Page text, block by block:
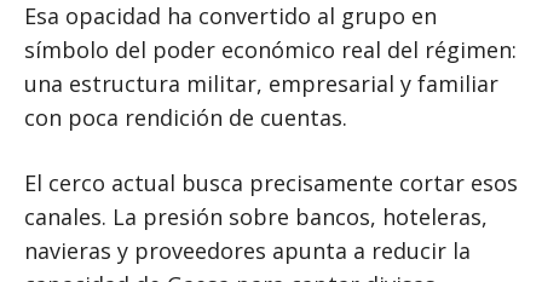
Esa opacidad ha convertido al grupo en
símbolo del poder económico real del régimen:
una estructura militar, empresarial y familiar
con poca rendición de cuentas.
El cerco actual busca precisamente cortar esos
canales. La presión sobre bancos, hoteleras,
navieras y proveedores apunta a reducir la